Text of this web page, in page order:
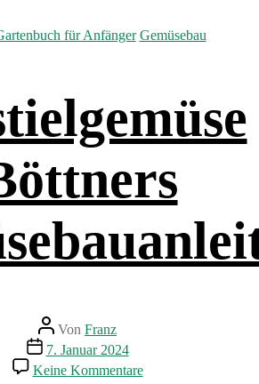
Kategorien
für Anfänger Gemüsebau
Beitragsautor
Von Franz
Beitragsdatum
7. Januar 2024
Keine Kommentarezu
Blattstielgemüse